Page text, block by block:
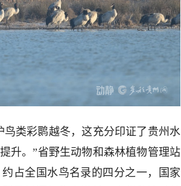
类彩鹮越冬，这充分印证了贵州水
升。”省野生动物和森林植物管理站
占全国水鸟名录的四分之一，国家